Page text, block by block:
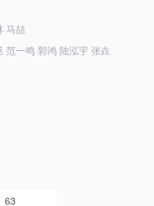
马喆
范一鸣 郭鸿 陆泓宇 张垚
63